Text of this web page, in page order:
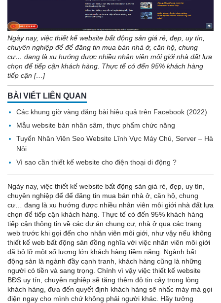
Ngày nay, việc thiết kế website bất động sản giá rẻ, đẹp, uy tín,
chuyên nghiệp để để đăng tin mua bán nhà ở, căn hộ, chung
cư… đang là xu hướng được nhiều nhân viên môi giới nhà đất lựa
chọn để tiếp cận khách hàng. Thực tế có đến 95% khách hàng
tiếp cận […]
BÀI VIẾT LIÊN QUAN
Các khung giờ vàng đăng bài hiệu quả trên Facebook (2022)
Mẫu website bán nhân sâm, thực phẩm chức năng
Tuyển Nhân Viên Seo Website Lĩnh Vực Máy Chủ, Server – Hà
Nội
Vì sao cần thiết kế website cho điện thoại di động ?
Ngày nay, việc thiết kế website bất động sản giá rẻ, đẹp, uy tín,
chuyên nghiệp để để đăng tin mua bán nhà ở, căn hộ, chung
cư… đang là xu hướng được nhiều nhân viên môi giới nhà đất lựa
chọn để tiếp cận khách hàng. Thực tế có đến 95% khách hàng
tiếp cận thông tin về các dự án chung cư, nhà ở qua các trang
web trước khi gọi đến cho nhân viên môi giới, như vậy nếu không
thiết kế web bất động sản đồng nghĩa với việc nhân viên môi giới
đã bỏ lỡ một số lượng lớn khách hàng tiềm năng. Ngành bất
động sản là ngành đầy cạnh tranh, khách hàng cũng là những
người có tiền và sang trọng. Chính vì vậy việc thiết kế website
BĐS uy tín, chuyên nghiệp sẽ tăng thêm độ tin cậy trong lòng
khách hàng, đưa đến quyết định khách hàng sẽ nhấc máy mà gọi
điện ngay cho mình chứ không phải người khác. Hãy tưởng